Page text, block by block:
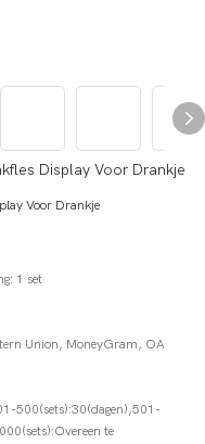
Display Voor Drankje
Voor Drankje
1 set
Union, MoneyGram, OA
500(sets):30(dagen),501-
te